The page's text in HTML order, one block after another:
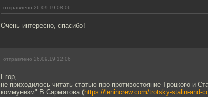
отправлено 26.09.19 08:06
Очень интересно, спасибо!
отправлено 26.09.19 12:06
Егор,
не приходилось читать статью про противостояние Троцкого и
коммунизм" В.Сарматова (https://lenincrew.com/trotsky-stalin-and-